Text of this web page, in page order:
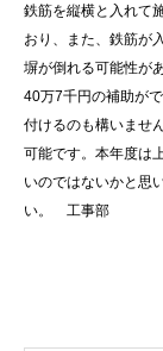
鉄筋を縦横と入れて
おり、また、鉄筋が
塀が倒れる可能性が
40万7千円の補助が
付けるのも構いませ
可能です。本年度は
いのではないかと思
い。 工事部